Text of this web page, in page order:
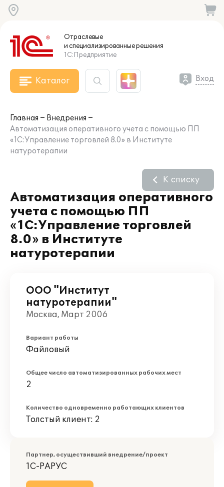
Отраслевые
и специализированныерешения
1С:Предприятие
Каталог Вход
Главная
Внедрения
Автоматизация оперативного учета с помощью ПП
«1С:Управление торговлей 8.0» в Институте
натуротерапии
Автоматизация оперативного
учета с помощью ПП
«1С:Управление торговлей
8.0» в Институте
натуротерапии
К списку
ООО "Институт
натуротерапии"
Москва, Март 2006
Вариант работы
Файловый
Общее число автоматизированных рабочих мест
2
Количество одновременно работающих клиентов
Толстый клиент: 2
Партнер, осуществивший внедрение/проект
1С-РАРУС